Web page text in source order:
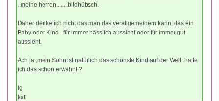
..meine herren........bildhübsch.
Daher denke ich nicht das man das verallgemeinern kann, das ein
Baby oder Kind...für immer hässlich aussieht oder für immer gut
aussieht.
Ach ja..mein Sohn ist natürlich das schönste Kind auf der Welt..hatte
ich das schon erwähnt ?
lg
kati